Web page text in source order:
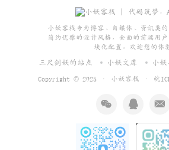
小妖客栈专为博客、自媒体、资讯类的
简约优雅的设计风格，全面的前端用
块化配置，欢迎您的体
三尺剑妖的站点 小妖文库 小妖
Copyright © 2025 · 小妖客栈 · 皖